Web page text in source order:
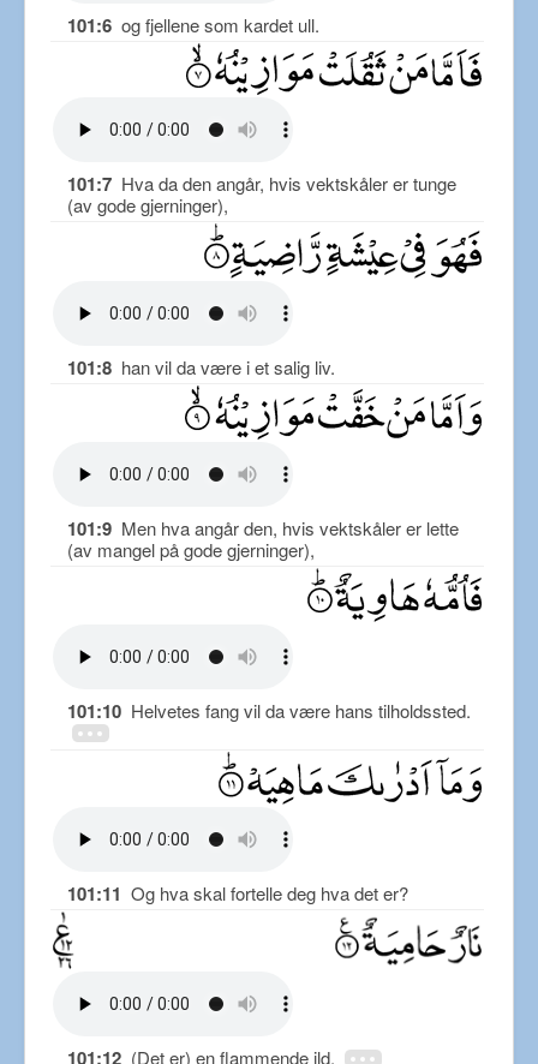
101:6 og fjellene som kardet ull.
101:7 Hva da den angår, hvis vektskåler er tunge
(av gode gjerninger),
101:8 han vil da være i et salig liv.
101:9 Men hva angår den, hvis vektskåler er lette
(av mangel på gode gjerninger),
101:10 Helvetes fang vil da være hans tilholdssted.
101:11 Og hva skal fortelle deg hva det er?
101:12 (Det er) en flammende ild.